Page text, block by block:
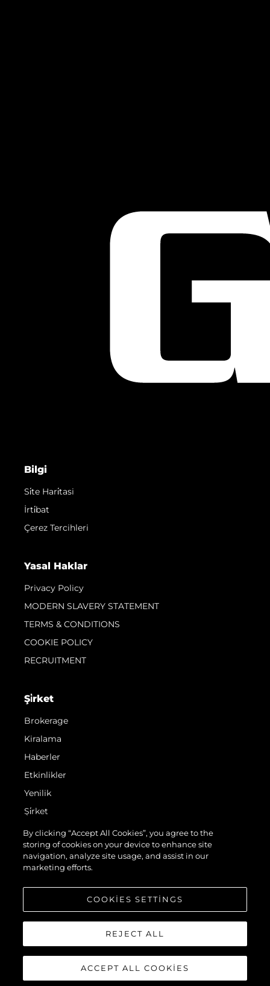
Bilgi
Si̇te Hari̇tasi
İrti̇bat
Çerez Tercihleri
Yasal Haklar
Privacy Policy
MODERN SLAVERY STATEMENT
TERMS & CONDITIONS
COOKIE POLICY
RECRUITMENT
Şi̇rket
Brokerage
Kiralama
Haberler
Etkinlikler
Yenilik
Şi̇rket
Ekip
Yaşam Şekli̇
Mi̇ras
© 2026 Sunseeker London Group.Her hakkı saklıdır.
By clicking “Accept All Cookies”, you agree to the
storing of cookies on your device to enhance site
navigation, analyze site usage, and assist in our
marketing efforts.
COOKIES SETTINGS
REJECT ALL
ACCEPT ALL COOKIES